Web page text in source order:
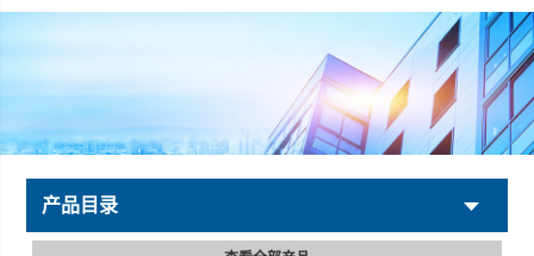
产品目录